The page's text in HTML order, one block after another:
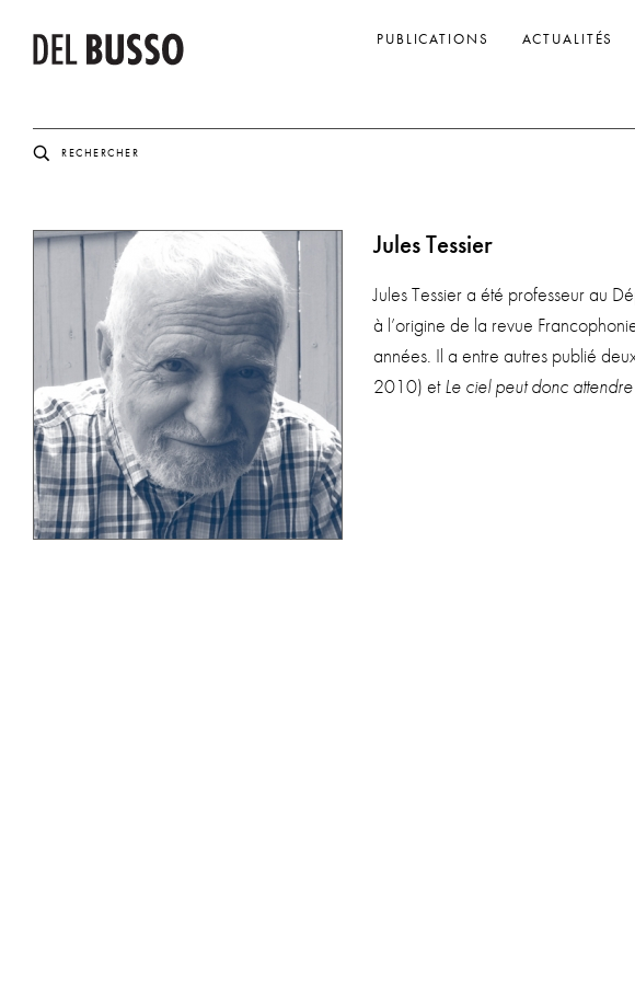
PUBLICATIONS ACTUALITÉS
Jules Tessier
Jules Tessier a été professeur au
à l’origine de la revue
années. Il a entre autres publié
2010) etLe ciel peut donc attendre